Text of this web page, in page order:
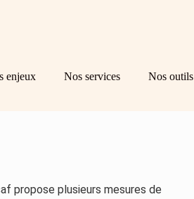
enjeux Nos services Nos outils
propose plusieurs mesures de